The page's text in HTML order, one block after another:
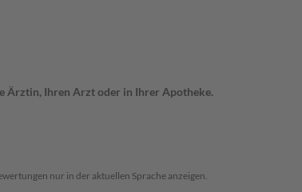
Ärztin, Ihren Arzt oder in Ihrer Apotheke.
nur in der aktuellen Sprache anzeigen.